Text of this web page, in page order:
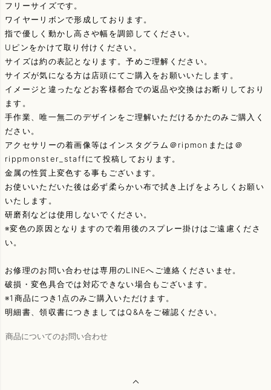
フリーサイズです。
ワイヤーリボンで形成しております。
指で優しく動かし高さや幅を調節してください。
Uピンをかけて取り付けください。
サイズは約の表記となります。予めご理解ください。
サイズが気になる方は店頭にてご購入をお願いいたします。
イメージと違ったなどお客様都合での返品や交換はお断りしており
ます。
手作業、唯一無二のデザインをご理解いただけるかたのみご購入く
ださい。
アクセサリーの着画像等はインスタグラム＠ripmonまたは＠
rippmonster_staffにて投稿しております。
金属の性質上変色する事もございます。
お使いいただいた後は必ず柔らかい布で拭き上げをよろしくお願い
いたします。
研磨剤などは使用しないでください。
※変色の原因となりますので着用後のスプレー掛けはご遠慮くださ
い。
お修理のお問い合わせは専用のLINEへご連絡くださいませ。
破損・変色具合では対応できない場合もございます。
※1商品につき1点のみご購入いただけます。
明細書、領収書につきましてはQ&Aをご確認ください。
商品についてのお問い合わせ